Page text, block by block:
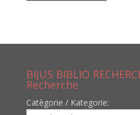
BIJUS BIBLIO
Recherche
Catègorie / Kategorie: